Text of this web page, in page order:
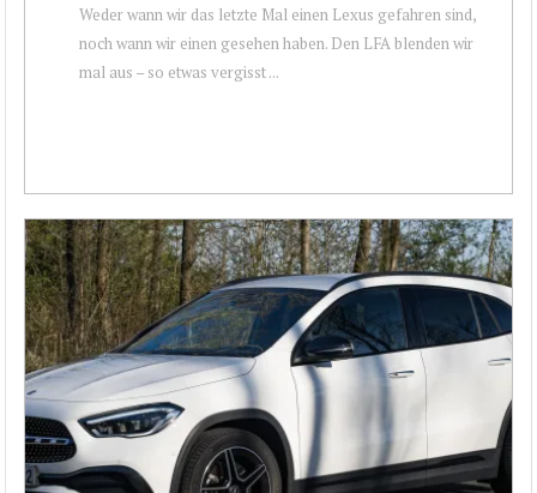
Weder wann wir das letzte Mal einen Lexus gefahren sind,
noch wann wir einen gesehen haben. Den LFA blenden wir
mal aus – so etwas vergisst ...